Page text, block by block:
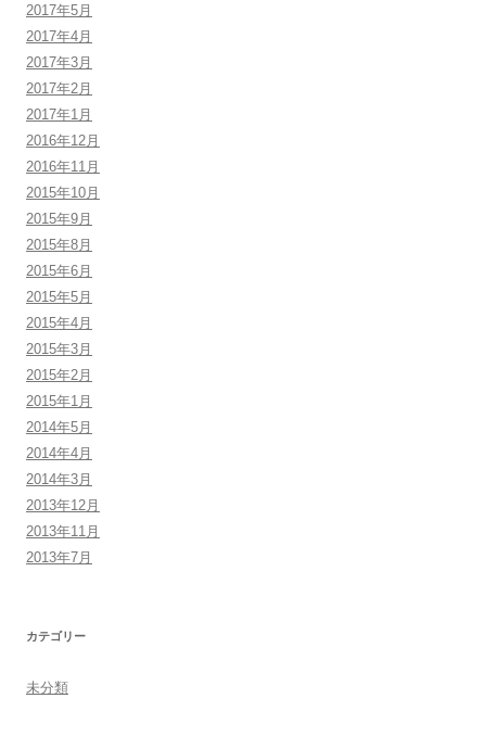
2017年5月
2017年4月
2017年3月
2017年2月
2017年1月
2016年12月
2016年11月
2015年10月
2015年9月
2015年8月
2015年6月
2015年5月
2015年4月
2015年3月
2015年2月
2015年1月
2014年5月
2014年4月
2014年3月
2013年12月
2013年11月
2013年7月
カテゴリー
未分類